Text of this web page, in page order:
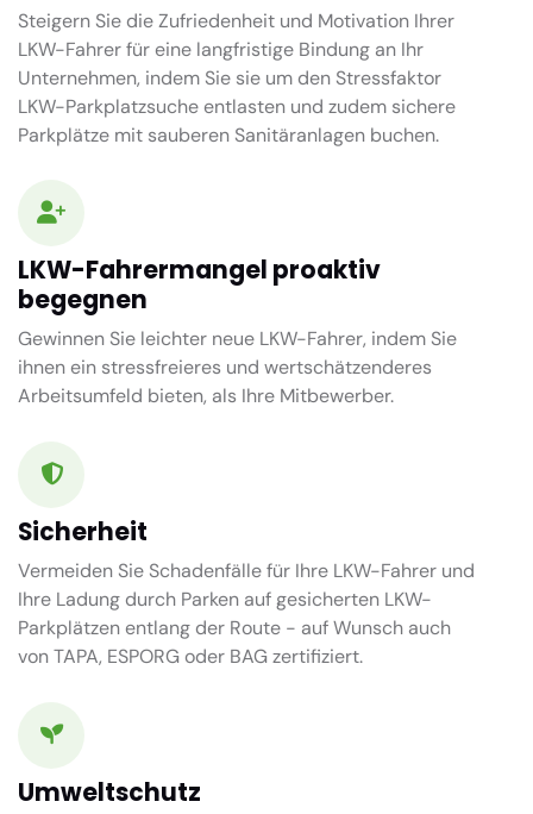
Steigern Sie die Zufriedenheit und Motivation Ihrer
LKW-Fahrer für eine langfristige Bindung an Ihr
Unternehmen, indem Sie sie um den Stressfaktor
LKW-Parkplatzsuche entlasten und zudem sichere
Parkplätze mit sauberen Sanitäranlagen buchen.
LKW-Fahrermangel proaktiv
begegnen
Gewinnen Sie leichter neue LKW-Fahrer, indem Sie
ihnen ein stressfreieres und wertschätzenderes
Arbeitsumfeld bieten, als Ihre Mitbewerber.
Sicherheit
Vermeiden Sie Schadenfälle für Ihre LKW-Fahrer und
Ihre Ladung durch Parken auf gesicherten LKW-
Parkplätzen entlang der Route - auf Wunsch auch
von TAPA, ESPORG oder BAG zertifiziert.
Umweltschutz